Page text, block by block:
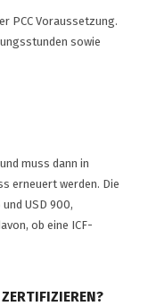
PCC Voraussetzung.
sowie
muss dann in
erneuert werden. Die
USD 900,
ob eine ICF-